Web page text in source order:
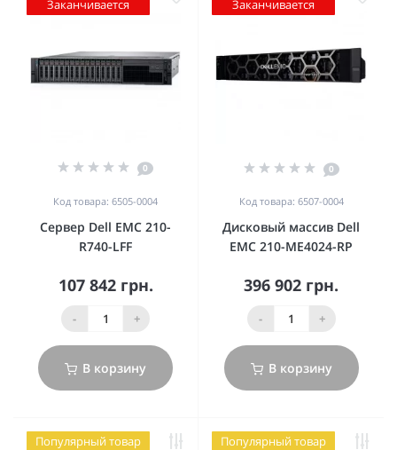
Заканчивается
0
Код товара: 6505-0004
Сервер Dell EMC 210-
R740-LFF
107 842 грн.
- +
В корзину
Заканчивается
0
Код товара: 6507-0004
Дисковый масcив Dell
EMC 210-ME4024-RP
396 902 грн.
- +
В корзину
Популярный товар Популярный товар